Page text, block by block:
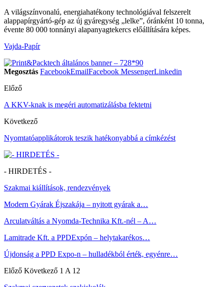
A világszínvonalú, energiahatékony technológi­ával felszerelt
alappapírgyártó-gép az új gyáregy­ség „lelke”, óránként 10 tonna,
évente 80 000 tonnányi alapanyagtekercs előállítására képes.
Vajda-Papír
Megosztás FacebookEmailFacebook MessengerLinkedin
Előző
A KKV-knak is megéri automatizálásba fektetni
Következő
Nyomtatóapplikátorok teszik hatékonyabbá a címkézést
- HIRDETÉS -
Szakmai kiállítások, rendezvények
Modern Gyárak Éjszakája – nyitott gyárak a…
Arculatváltás a Nyomda-Technika Kft.-nél – A…
Lamitrade Kft. a PPDExpón – helytakarékos…
Újdonság a PPD Expo-n – hulladékból érték, egyénre…
Előző Következő 1 A 12